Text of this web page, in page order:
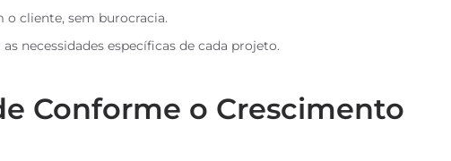
o cliente, sem burocracia.
necessidades específicas de cada projeto.
Conforme o Crescimento